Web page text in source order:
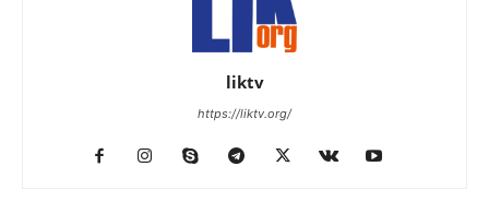
liktv
https://liktv.org/